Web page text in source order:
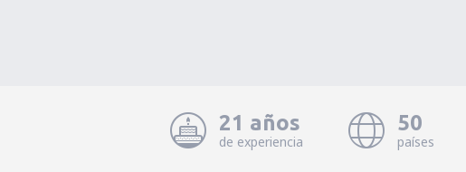
21 años
de experiencia
50
países